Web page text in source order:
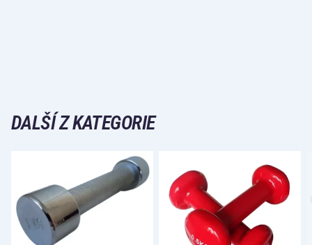
DALŠÍ Z KATEGORIE